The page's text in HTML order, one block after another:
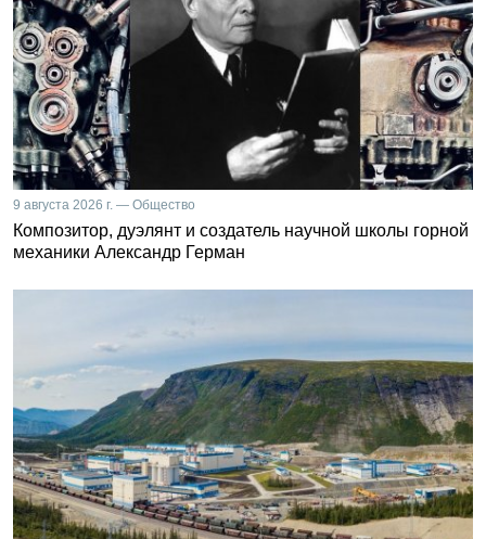
9 августа 2026 г. — Общество
Композитор, дуэлянт и создатель научной школы горной
механики Александр Герман